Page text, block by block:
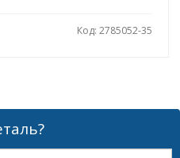
Код: 2785052-35